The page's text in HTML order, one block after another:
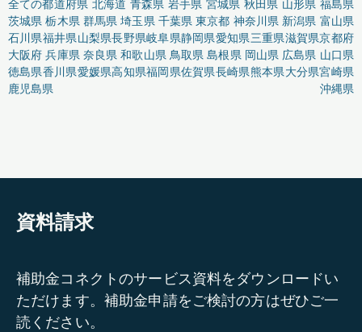
全ての都道府県 北海道 青森県 岩手県 宮城県 秋田県 山形県 福島県
茨城県 栃木県 群馬県 埼玉県 千葉県 東京都 神奈川県 新潟県 富山県
石川県福井県山梨県長野県岐阜県静岡県愛知県三重県滋賀県京都府
大阪府 兵庫県 奈良県 和歌山県 鳥取県 島根県 岡山県 広島県 山口県
徳島県香川県愛媛県高知県福岡県佐賀県長崎県熊本県大分県宮崎県
鹿児島県
沖縄県
資料請求
補助金コネクトのサービス資料をダウンロードい
ただけます。補助金申請をご検討の方はぜひご一
読ください。